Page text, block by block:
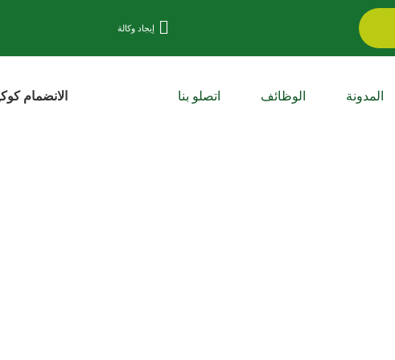
إيجاد وكالة
المدونة الوظائف اتصلو بنا الانضمام